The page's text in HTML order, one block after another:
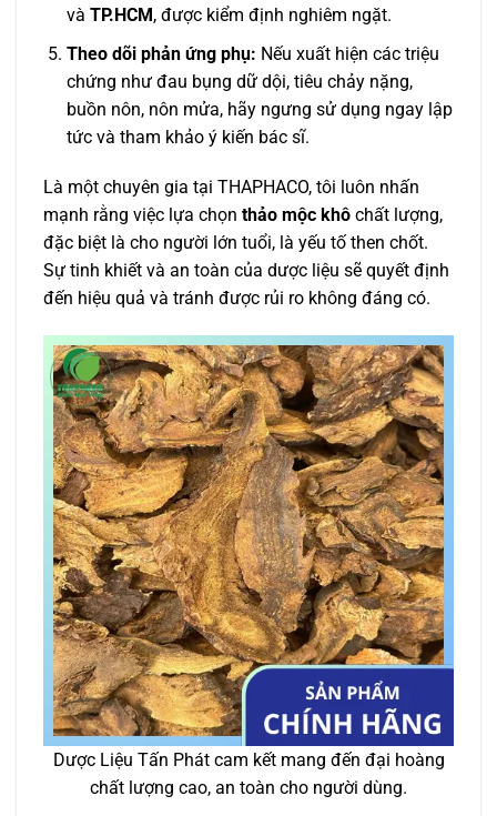
và TP.HCM, được kiểm định nghiêm ngặt.
Theo dõi phản ứng phụ: Nếu xuất hiện các triệu
chứng như đau bụng dữ dội, tiêu chảy nặng,
buồn nôn, nôn mửa, hãy ngưng sử dụng ngay lập
tức và tham khảo ý kiến bác sĩ.
Là một chuyên gia tại THAPHACO, tôi luôn nhấn
mạnh rằng việc lựa chọn thảo mộc khô chất lượng,
đặc biệt là cho người lớn tuổi, là yếu tố then chốt.
Sự tinh khiết và an toàn của dược liệu sẽ quyết định
đến hiệu quả và tránh được rủi ro không đáng có.
Dược Liệu Tấn Phát cam kết mang đến đại hoàng
chất lượng cao, an toàn cho người dùng.